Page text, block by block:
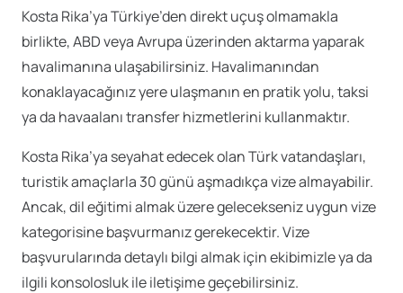
Kosta Rika’ya Türkiye’den direkt uçuş olmamakla
birlikte, ABD veya Avrupa üzerinden aktarma yaparak
havalimanına ulaşabilirsiniz. Havalimanından
konaklayacağınız yere ulaşmanın en pratik yolu, taksi
ya da havaalanı transfer hizmetlerini kullanmaktır.
Kosta Rika’ya seyahat edecek olan Türk vatandaşları,
turistik amaçlarla 30 günü aşmadıkça vize almayabilir.
Ancak, dil eğitimi almak üzere gelecekseniz uygun vize
kategorisine başvurmanız gerekecektir. Vize
başvurularında detaylı bilgi almak için ekibimizle ya da
ilgili konsolosluk ile iletişime geçebilirsiniz.